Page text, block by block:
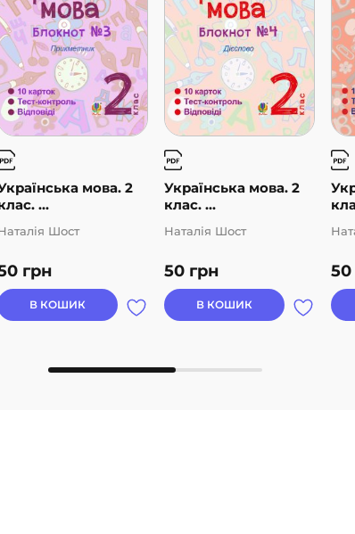
мова. 2
...
грн
Шост
В КОШИК
Українська мова. 2
клас. ...
50 грн
Наталія Шост
В КОШИК
50